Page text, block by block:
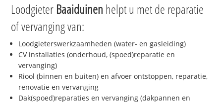
Loodgieter Baaiduinen helpt u met de reparatie
of vervanging van:
Loodgieterswerkzaamheden (water- en gasleiding)
CV installaties (onderhoud, (spoed)reparatie en
vervanging)
Riool (binnen en buiten) en afvoer ontstoppen, reparatie,
renovatie en vervanging
Dak(spoed)reparaties en vervanging (dakpannen en